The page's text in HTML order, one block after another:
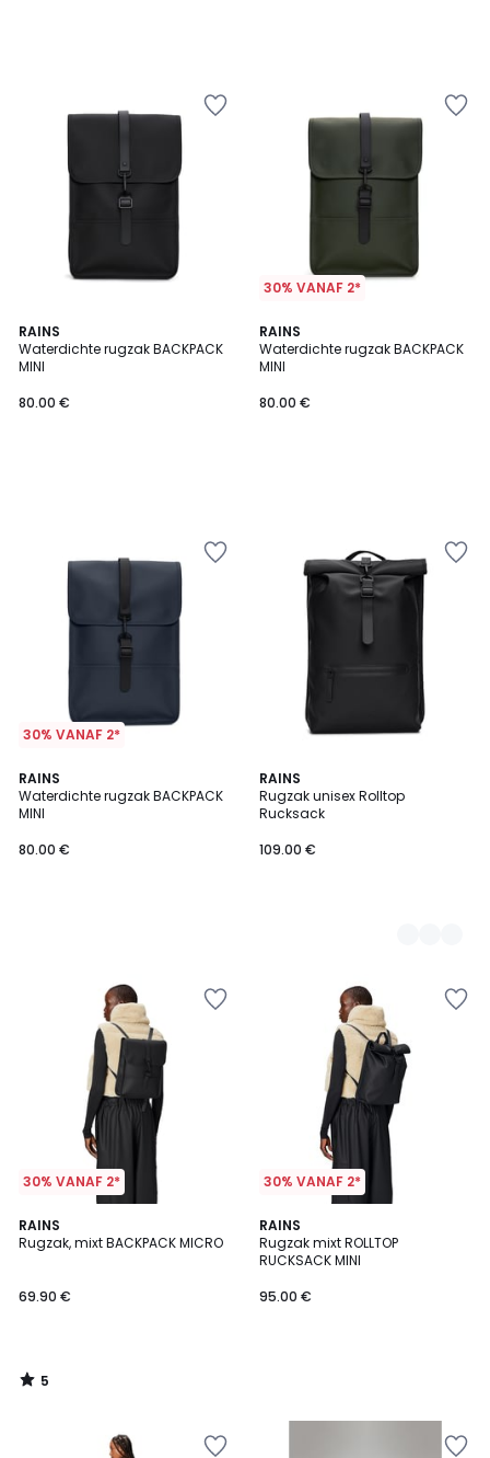
RAINS
Waterdichte rugzak BACKPACK
MINI
80.00 €
30% VANAF 2*
RAINS
Waterdichte rugzak BACKPACK
MINI
80.00 €
30% VANAF 2*
RAINS
Waterdichte rugzak BACKPACK
MINI
80.00 €
RAINS
Rugzak unisex Rolltop
Rucksack
109.00 €
3
Kleuren
30% VANAF 2*
RAINS
Rugzak, mixt BACKPACK MICRO
69.90 €
5
/
5
/
30% VANAF 2*
RAINS
Rugzak mixt ROLLTOP
RUCKSACK MINI
95.00 €